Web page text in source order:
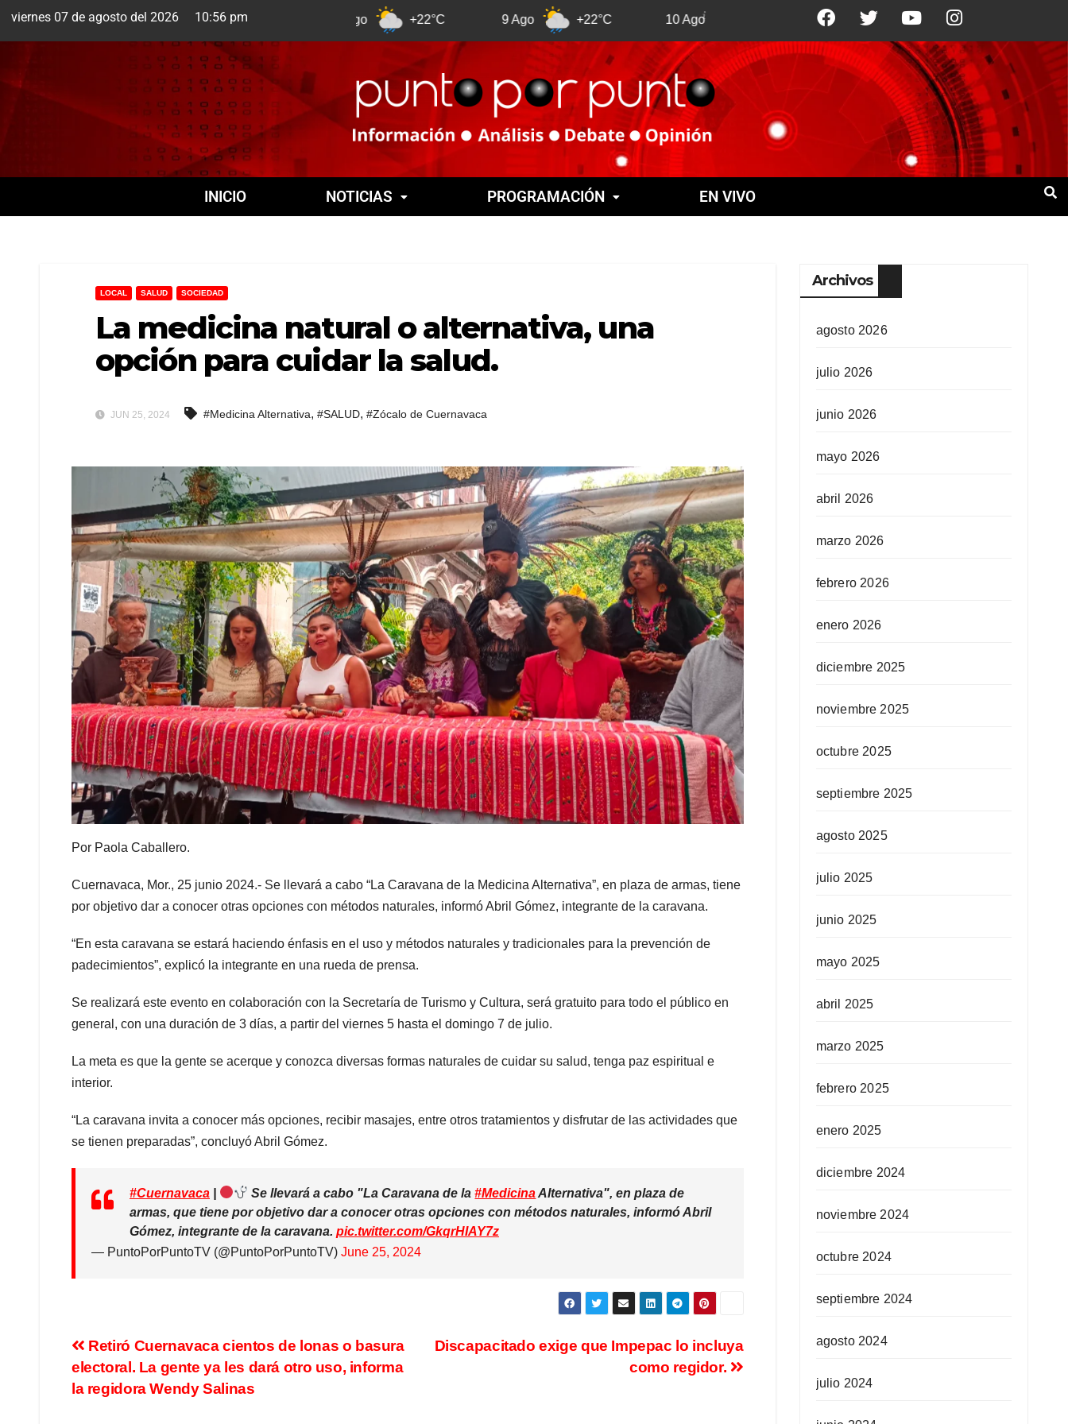
viernes 07 de agosto del 2026 10:56 pm
Cuernavaca +22°C +22°C 10 Ago +21°C 11 Ago +22°C 12 Ago
INICIO NOTICIAS PROGRAMACIÓN EN VIVO
LOCAL SALUD SOCIEDAD
La medicina natural o alternativa, una
opción para cuidar la salud.
JUN 25, 2024 #Medicina Alternativa, #SALUD, #Zócalo de Cuernavaca
Por Paola Caballero.
Cuernavaca, Mor., 25 junio 2024.- Se llevará a cabo “La Caravana de la Medicina Alternativa”, en plaza de armas, tiene
por objetivo dar a conocer otras opciones con métodos naturales, informó Abril Gómez, integrante de la caravana.
“En esta caravana se estará haciendo énfasis en el uso y métodos naturales y tradicionales para la prevención de
padecimientos”, explicó la integrante en una rueda de prensa.
Se realizará este evento en colaboración con la Secretaría de Turismo y Cultura, será gratuito para todo el público en
general, con una duración de 3 días, a partir del viernes 5 hasta el domingo 7 de julio.
La meta es que la gente se acerque y conozca diversas formas naturales de cuidar su salud, tenga paz espiritual e
interior.
“La caravana invita a conocer más opciones, recibir masajes, entre otros tratamientos y disfrutar de las actividades que
se tienen preparadas”, concluyó Abril Gómez.
#Cuernavaca Se llevará a cabo "La Caravana de la#MedicinaAlternativa", en plaza de
armas, que tiene por objetivo dar a conocer otras opciones con métodos naturales, informó Abril
Gómez, integrante de la caravana. pic.twitter.com/GkqrHIAY7z
— PuntoPorPuntoTV (@PuntoPorPuntoTV) June 25, 2024
Discapacitado exige que Impepac lo incluya
como regidor.
Retiró Cuernavaca cientos de lonas o basura
electoral. La gente ya les dará otro uso, informa
la regidora Wendy Salinas
Archivos
agosto 2026
julio 2026
junio 2026
mayo 2026
abril 2026
marzo 2026
febrero 2026
enero 2026
diciembre 2025
noviembre 2025
octubre 2025
septiembre 2025
agosto 2025
julio 2025
junio 2025
mayo 2025
abril 2025
marzo 2025
febrero 2025
enero 2025
diciembre 2024
noviembre 2024
octubre 2024
septiembre 2024
agosto 2024
julio 2024